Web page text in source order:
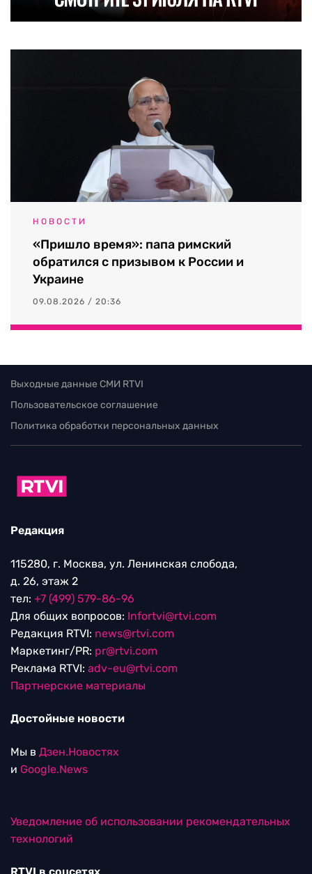
НОВОСТИ
«Пришло время»: папа римский
обратился с призывом к России и
Украине
09.08.2026 / 20:36
Выходные данные СМИ RTVI
Пользовательское соглашение
Политика обработки персональных данных
Редакция
115280, г. Москва, ул. Ленинская слобода,
д. 26, этаж 2
тел: +7 (499) 579-86-96
Для общих вопросов: Infortvi@rtvi.com
Редакция RTVI: news@rtvi.com
Маркетинг/PR: pr@rtvi.com
Реклама RTVI: adv-eu@rtvi.com
Партнерские материалы
Достойные новости
Мы в Дзен.Новостях
и Google.News
Уведомление об использовании рекомендательных
технологий